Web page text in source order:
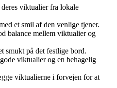
viktualier fra lokale
et smil af den venlige tjener.
balance mellem viktualier og
smukt på det festlige bord.
viktualier og en behagelig
viktualierne i forvejen for at